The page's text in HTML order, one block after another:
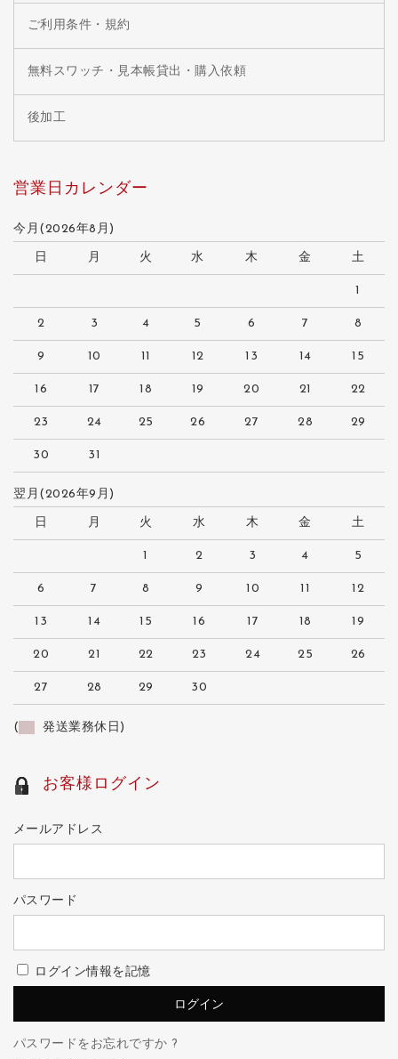
ご利用条件・規約
無料スワッチ・見本帳貸出・購入依頼
後加工
営業日カレンダー
今月(2026年8月)
日 月 火 水 木 金 土
1
2 3 4 5 6 7 8
9 10 11 12 13 14 15
16 17 18 19 20 21 22
23 24 25 26 27 28 29
30 31
翌月(2026年9月)
日 月 火 水 木 金 土
1 2 3 4 5
6 7 8 9 10 11 12
13 14 15 16 17 18 19
20 21 22 23 24 25 26
27 28 29 30
( 発送業務休日)
お客様ログイン
メールアドレス
パスワード
ログイン情報を記憶
パスワードをお忘れですか ?